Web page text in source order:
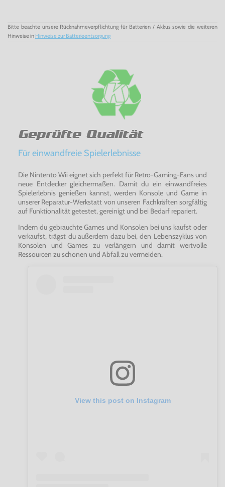
abwärtskompatibel - um das Spiel auf der Wii zu spielen
brauchen Sie weiterhin einen GameCube Controller und
eine GameCube Memory Card (die Wii hat dafür extra
Bitte beachte unsere Rücknahmeverpflichtung für Batterien / Akkus sowie die weiteren
Hinweise in Hinweise zur Batterieentsorgung
Geprüfte Qualität
Für einwandfreie Spielerlebnisse
Die Nintento Wii eignet sich perfekt für Retro-Gaming-Fans und
neue Entdecker gleichermaßen. Damit du ein einwandfreies
Spielerlebnis genießen kannst, werden Konsole und Game in
unserer Reparatur-Werkstatt von unseren Fachkräften sorgfältig
auf Funktionalität getestet, gereinigt und bei Bedarf repariert.
Indem du gebrauchte Games und Konsolen bei uns kaufst oder
verkaufst, trägst du außerdem dazu bei, den Lebenszyklus von
Konsolen und Games zu verlängern und damit wertvolle
Ressourcen zu schonen und Abfall zu vermeiden.
View this post on Instagram